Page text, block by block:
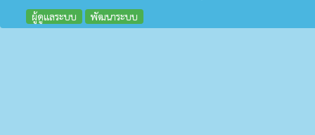
ผู้ดูแลระบบ พัฒนาระบบ